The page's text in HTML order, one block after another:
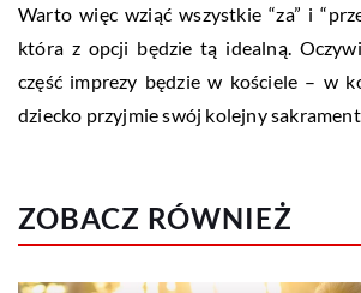
Warto więc wziąć wszystkie “za” i
która z opcji będzie tą idealną.
część imprezy będzie w kościele – w
dziecko przyjmie swój kolejny sakrament.
ZOBACZ RÓWNIEŻ